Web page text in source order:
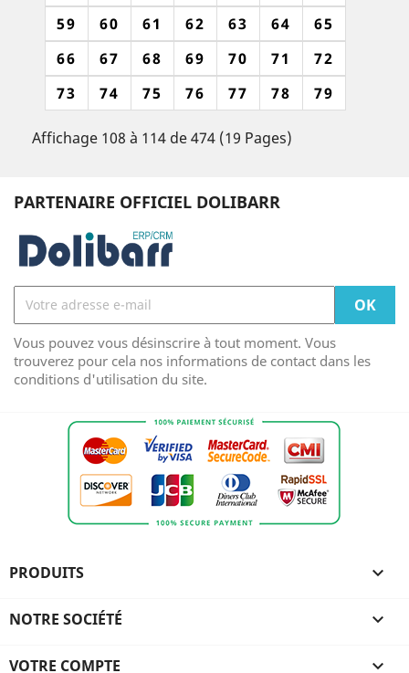
59
60 61 62 63 64
65
66
67 68 69 70 71
72
73
74 75 76 77 78 79
Affichage 108 à 114 de 474 (19 Pages)
PARTENAIRE OFFICIEL DOLIBARR
Vous pouvez vous désinscrire à tout moment. Vous
trouverez pour cela nos informations de contact dans les
conditions d'utilisation du site.
PRODUITS 
NOTRE SOCIÉTÉ 
VOTRE COMPTE 